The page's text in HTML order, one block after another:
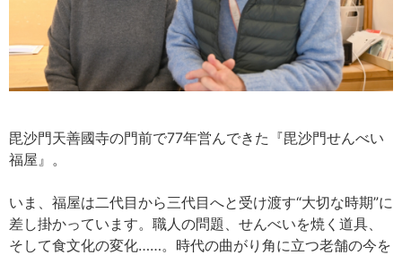
毘沙門天善國寺の門前で77年営んできた『毘沙門せんべい
福屋』。
いま、福屋は二代目から三代目へと受け渡す“大切な時期”に
差し掛かっています。職人の問題、せんべいを焼く道具、
そして食文化の変化……。時代の曲がり角に立つ老舗の今を